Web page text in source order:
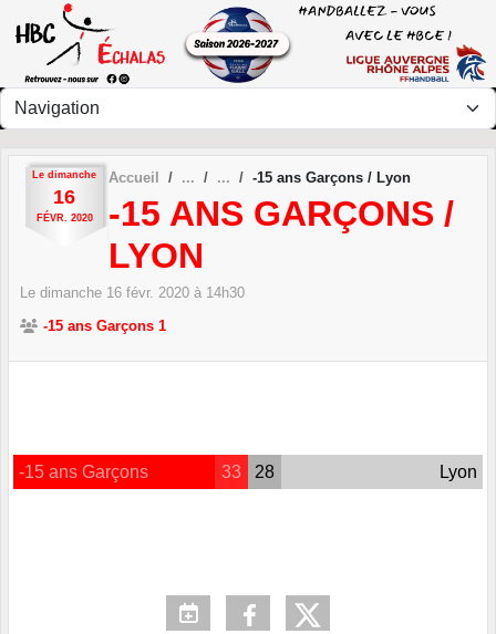
Le dimanche
16
FÉVR. 2020
Accueil -15 ans Garçons / Lyon
-15 ANS GARÇONS /
LYON
Le dimanche 16 févr. 2020 à 14h30
-15 ans Garçons 1
-15 ans Garçons 33 28 Lyon
Panneau de gestion des cookies